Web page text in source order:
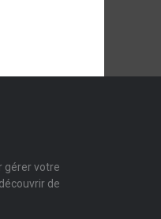
gérer votre
de